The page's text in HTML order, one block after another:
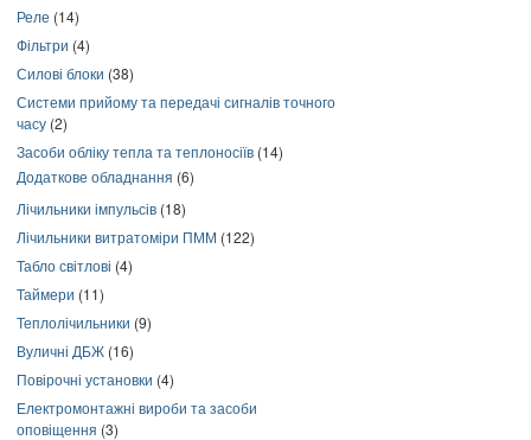
Реле (14)
Фільтри (4)
Силові блоки (38)
Системи прийому та передачі сигналів точного
часу (2)
Засоби обліку тепла та теплоносіїв (14)
Додаткове обладнання (6)
Лічильники імпульсів (18)
Лічильники витратоміри ПММ (122)
Табло світлові (4)
Таймери (11)
Теплолічильники (9)
Вуличні ДБЖ (16)
Повірочні установки (4)
Електромонтажні вироби та засоби
оповіщення (3)